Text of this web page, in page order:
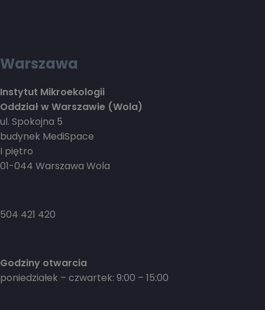
Warszawa
Instytut Mikroekologii
Oddział w Warszawie (Wola)
ul. Spokojna 5
budynek MediSpace
I piętro
01-044 Warszawa Wola
504 421 420
Godziny otwarcia
poniedziałek – czwartek: 9:00 – 15:00